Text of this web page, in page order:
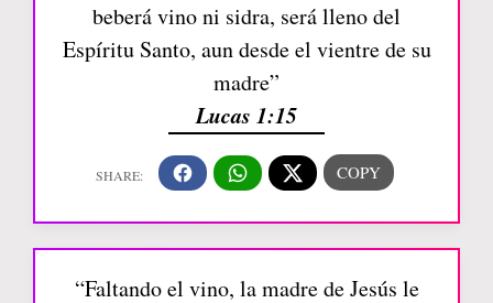
beberá vino ni sidra, será lleno del
Espíritu Santo, aun desde el vientre de su
madre”
Lucas 1:15
“Faltando el vino, la madre de Jesús le